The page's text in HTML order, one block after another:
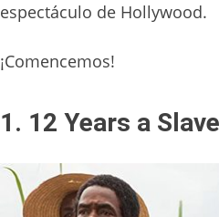
espectáculo de Hollywood.
¡Comencemos!
1. 12 Years a